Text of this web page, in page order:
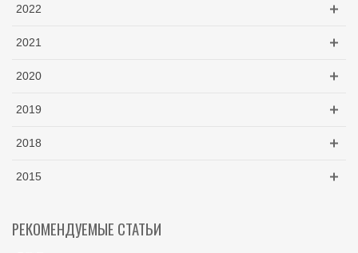
2022
2021
2020
2019
2018
2015
РЕКОМЕНДУЕМЫЕ СТАТЬИ